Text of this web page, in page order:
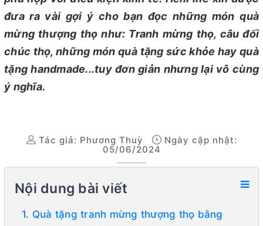
đưa ra vài gợi ý cho bạn đọc những món quà
mừng thượng thọ như: Tranh mừng thọ, câu đối
chúc thọ, những món quà tặng sức khỏe hay quà
tặng handmade...tuy đơn giản nhưng lại vô cùng
ý nghĩa.
Tác giả: Phương Thuỳ
Ngày cập nhật:
05/06/2024
Nội dung bài viết
1. Quà tặng tranh mừng thượng thọ bằng